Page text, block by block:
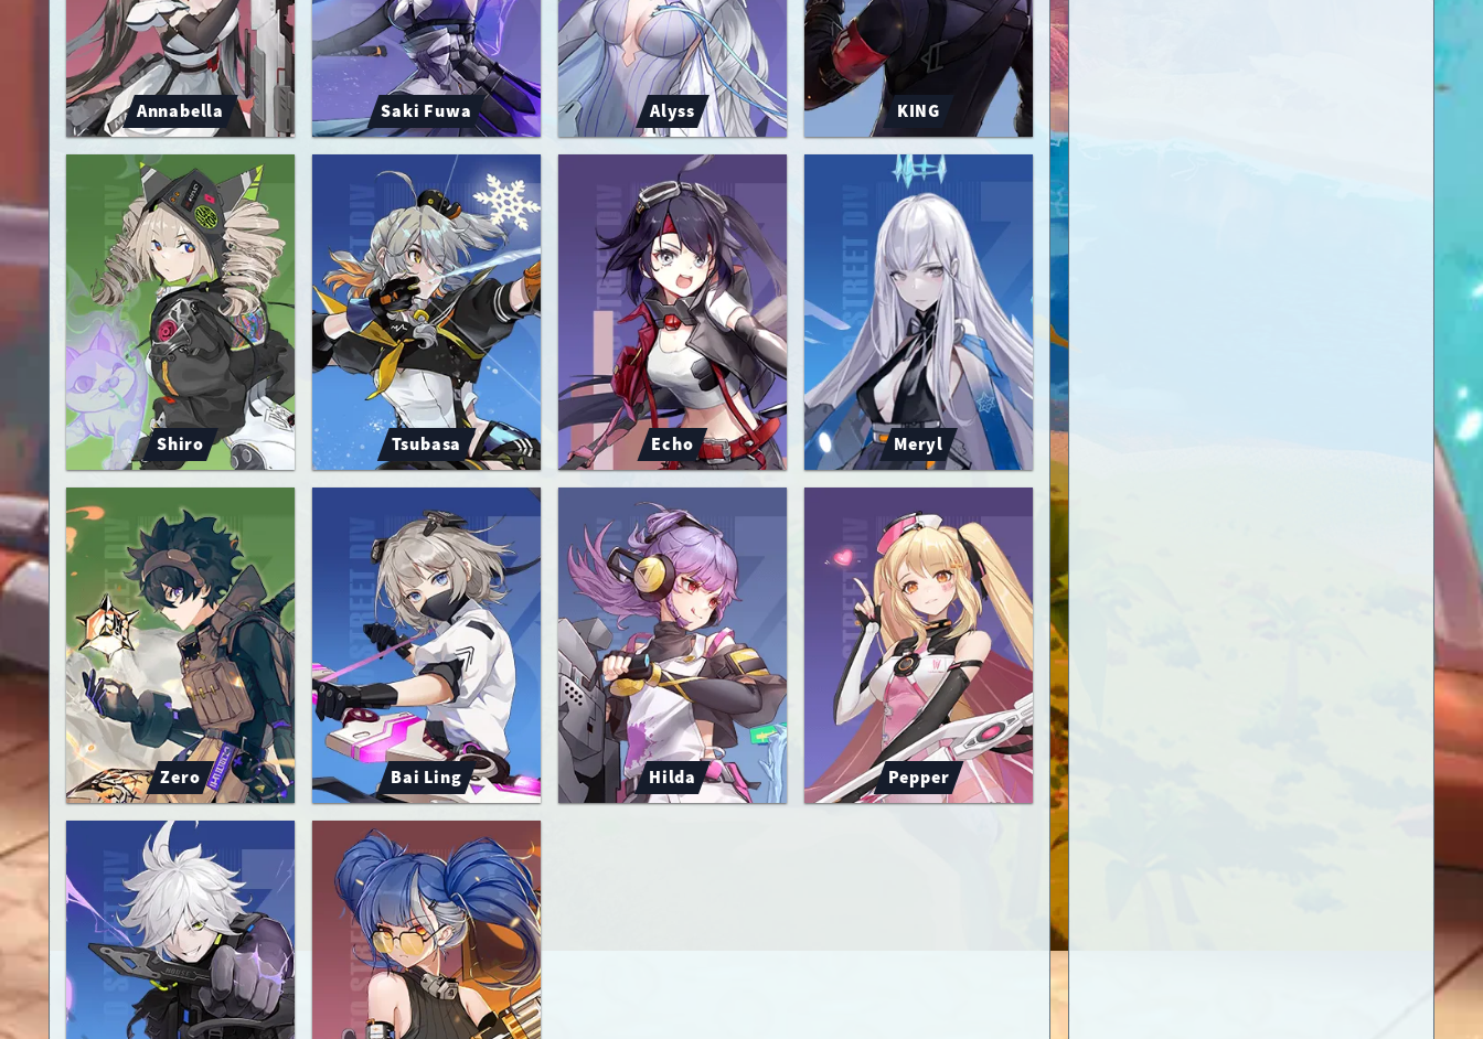
Annabella Saki Fuwa Alyss KING
Shiro Tsubasa Echo Meryl
Zero Bai Ling Hilda Pepper